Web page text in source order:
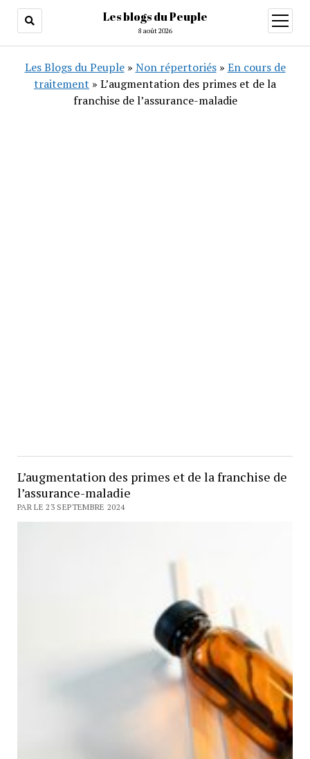
Les blogs du Peuple
8 août 2026
ouvrir
menu
Les Blogs du Peuple» Non répertoriés» En cours de
traitement » L’augmentation des primes et de la
franchise de l’assurance-maladie
L’augmentation des primes et de la franchise de
l’assurance-maladie
PAR LE 23 SEPTEMBRE 2024